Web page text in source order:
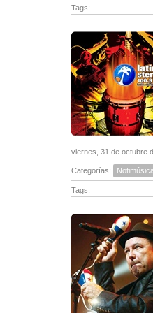
Tags:
viernes, 31 de octubre
Categorías: Notimúsica
Tags: